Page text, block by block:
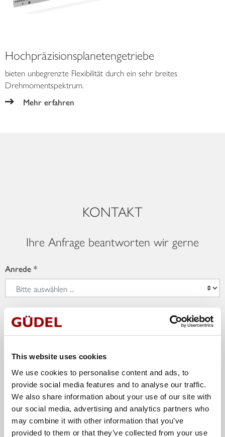
This website uses cookies
We use cookies to personalise content and ads, to
provide social media features and to analyse our traffic.
We also share information about your use of our site with
our social media, advertising and analytics partners who
may combine it with other information that you’ve
provided to them or that they’ve collected from your use
Hochpräzisionsplanetengetriebe
bieten unbegrenzte Flexibilität durch ein sehr breites
Drehmomentspektrum.
Mehr erfahren
KONTAKT
Ihre Anfrage beantworten wir gerne
Anrede
Land
Nachname